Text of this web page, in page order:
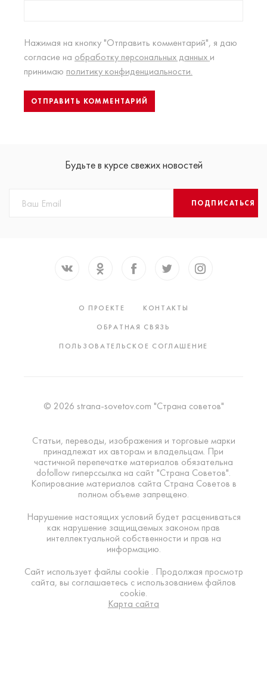
Нажимая на кнопку "Отправить комментарий", я даю
согласие на обработку персональных данных и
принимаю политику конфиденциальности.
Будьте в курсе свежих новостей
ПОДПИСАТЬСЯ
О ПРОЕКТЕ
КОНТАКТЫ
ОБРАТНАЯ СВЯЗЬ
ПОЛЬЗОВАТЕЛЬСКОЕ СОГЛАШЕНИЕ
© 2026 strana-sovetov.com "Страна советов"
Статьи, переводы, изображения и торговые марки
принадлежат их авторам и владельцам. При
частичной перепечатке материалов обязательна
dofollow гиперссылка на сайт "Страна Советов".
Копирование материалов сайта Страна Советов в
полном объеме запрещено.
Нарушение настоящих условий будет расцениваться
как нарушение защищаемых законом прав
интеллектуальной собственности и прав на
информацию.
Сайт использует файлы cookie . Продолжая просмотр
сайта, вы соглашаетесь с использованием файлов
cookie.
Карта сайта